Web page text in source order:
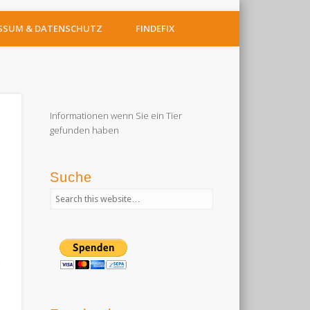
& DATENSCHUTZ FINDEFIX
Informationen wenn Sie ein Tier
gefunden haben
Suche